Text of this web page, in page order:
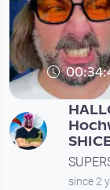
since 2